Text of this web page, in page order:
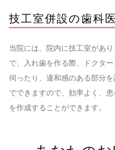
技工室併設の歯科
当院には、院内に技工室があ
で、入れ歯を作る際、ドクタ
伺ったり、違和感のある部分
でできますので、効率よく、
を作成することができます。